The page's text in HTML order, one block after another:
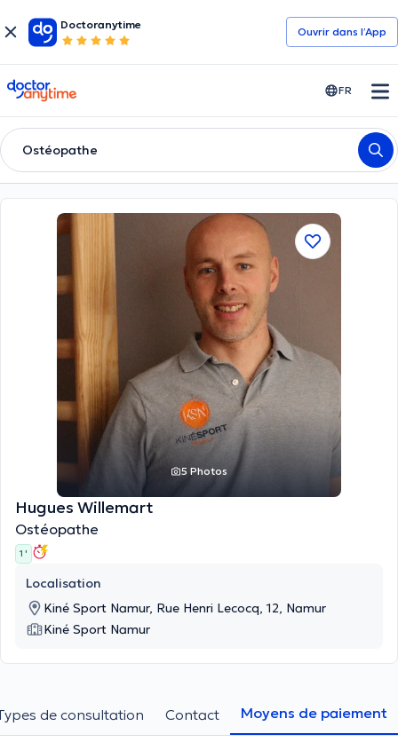
Doctoranytime
Ouvrir dans l’App
doctoranytime FR
Ostéopathe
5 Photos
Hugues Willemart
Ostéopathe
1 '
Localisation
Kiné Sport Namur, Rue Henri Lecocq, 12, Namur
Kiné Sport Namur
de consultation Contact Moyens de paiement